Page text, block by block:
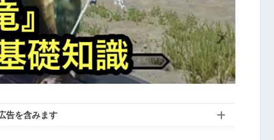
告を含みます